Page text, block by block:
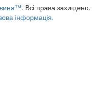
Всі права захищено.
інформація.